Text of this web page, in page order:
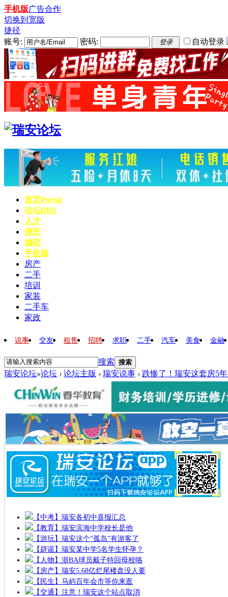
手机版广告合作
切换到宽版
捷径
账号:
密码: 登录 自动登录
首页Portal
论坛BBS
人才
便民
婚恋
手机版
房产
二手
培训
家装
二手车
家政
说事 交友 租售 招聘 求职 二手 汽车 美食 金融
搜索 搜索
瑞安论坛»论坛 › 论坛主版 › 瑞安说事 › 跌惨了！瑞安这套房5
【中考】瑞安各初中喜报汇总
【教育】瑞安滨海中学校长是他
【游玩】瑞安这个“孤岛”有游客了
【辟谣】瑞安某中学5名学生怀孕？
【人物】浙BA球员戴子特回母校咯
【房产】瑞安5.68亿烂尾楼盘没人要
【民生】马屿百年会市等你来逛
【交通】注意！瑞安这个站点取消